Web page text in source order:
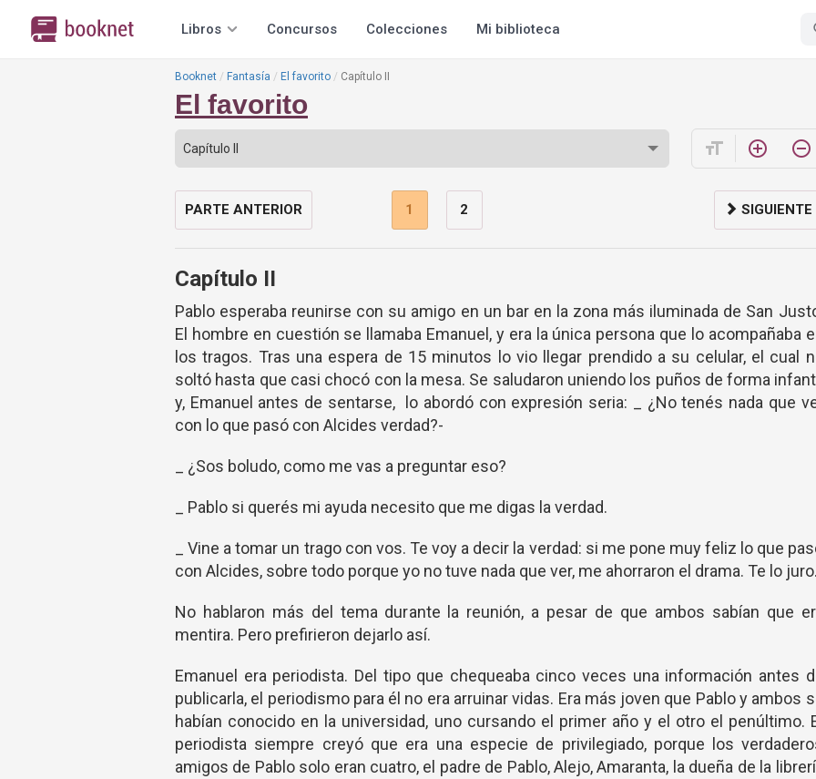
Libros Concursos Colecciones Mi biblioteca
Booknet Fantasía El favorito Capítulo II
El favorito
format_size add_circle_outline remove_circle_outline
PARTE ANTERIOR 1 2 SIGUIENTE
Capítulo II
Pablo esperaba reunirse con su amigo en un bar en la zona más iluminada de San
El hombre en cuestión se llamaba Emanuel, y era la única persona que lo acompañaba
los tragos. Tras una espera de 15 minutos lo vio llegar prendido a su celular, el cual
soltó hasta que casi chocó con la mesa. Se saludaron uniendo los puños de forma
y, Emanuel antes de sentarse, lo abordó con expresión seria: _ ¿No tenés nada que
con lo que pasó con Alcides verdad?-
_ ¿Sos boludo, como me vas a preguntar eso?
_ Pablo si querés mi ayuda necesito que me digas la verdad.
_ Vine a tomar un trago con vos. Te voy a decir la verdad: si me pone muy feliz lo que
con Alcides, sobre todo porque yo no tuve nada que ver, me ahorraron el drama. Te lo juro.
No hablaron más del tema durante la reunión, a pesar de que ambos sabían que
mentira. Pero prefirieron dejarlo así.
Emanuel era periodista. Del tipo que chequeaba cinco veces una información antes
publicarla, el periodismo para él no era arruinar vidas. Era más joven que Pablo y ambos
habían conocido en la universidad, uno cursando el primer año y el otro el penúltimo.
periodista siempre creyó que era una especie de privilegiado, porque los
amigos de Pablo solo eran cuatro, el padre de Pablo, Alejo, Amaranta, la dueña de la